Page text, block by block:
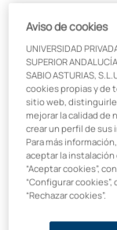
diversos sectores
departamentos
proyección
Doble
Si te apasiona el
comerciales, el
una excelente
visión completa
enfoque especial
Aviso de cookies
UNIVERSIDAD
SUPERIOR
SABIO ASTURIAS,
cookies propias y de
sitio web, distinguirle
mejorar la calidad de
crear un perfil de sus
Para más
aceptar la
“Aceptar cookies”,
“Configurar
“Rechazar cookies”.